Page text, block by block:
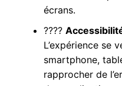
écrans.
????
L’expérience se
smartphone,
rapprocher de